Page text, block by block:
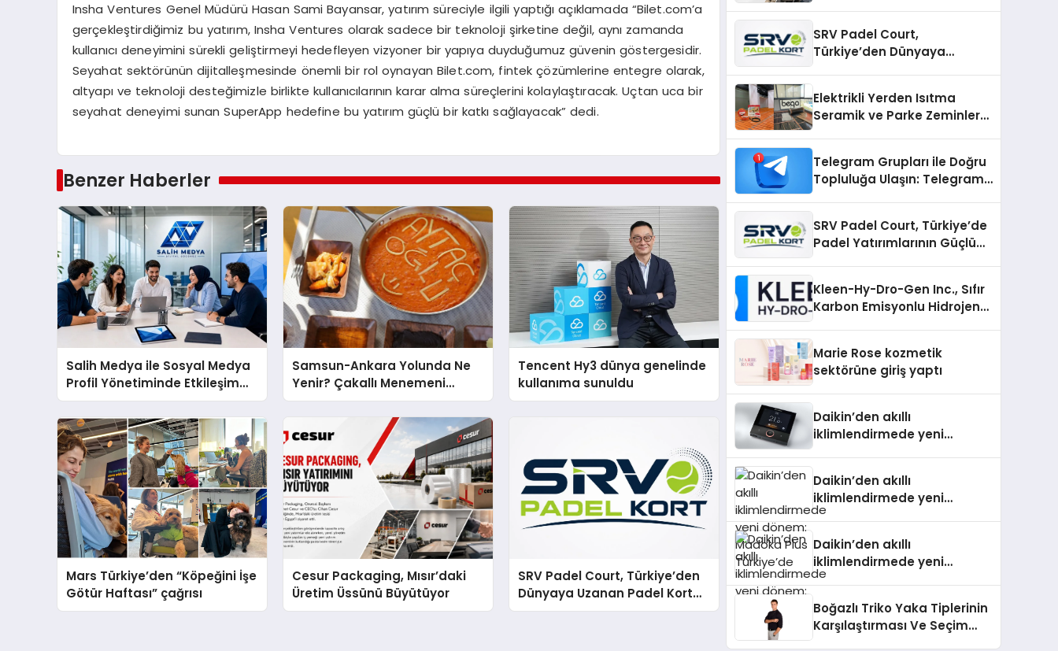
Insha Ventures Genel Müdürü Hasan Sami Bayansar, yatırım süreciyle ilgili yaptığı açıklamada “Bilet.com’a
gerçekleştirdiğimiz bu yatırım, Insha Ventures olarak sadece bir teknoloji şirketine değil, aynı zamanda
kullanıcı deneyimini sürekli geliştirmeyi hedefleyen vizyoner bir yapıya duyduğumuz güvenin göstergesidir.
Seyahat sektörünün dijitalleşmesinde önemli bir rol oynayan Bilet.com, fintek çözümlerine entegre olarak,
altyapı ve teknoloji desteğimizle birlikte kullanıcılarının karar alma süreçlerini kolaylaştıracak. Uçtan uca bir
seyahat deneyimi sunan SuperApp hedefine bu yatırım güçlü bir katkı sağlayacak” dedi.
Benzer Haberler
Salih Medya ile Sosyal Medya
Profil Yönetiminde Etkileşim
Artırma Yöntemleri
Samsun-Ankara Yolunda Ne
Yenir? Çakallı Menemeni
Molası
Tencent Hy3 dünya genelinde
kullanıma sunuldu
Mars Türkiye’den “Köpeğini İşe
Götür Haftası” çağrısı
Cesur Packaging, Mısır’daki
Üretim Üssünü Büyütüyor
SRV Padel Court, Türkiye’den
Dünyaya Uzanan Padel Kort
Üretiminde Güvenin Adresi
SRV Padel Court,
Türkiye’den Dünyaya
Elektrikli Yerden Isıtma
Seramik ve Parke Zeminler
Telegram Grupları ile Doğru
Topluluğa Ulaşın: Telegram
SRV Padel Court, Türkiye’de
Padel Yatırımlarının Güçlü
Kleen-Hy-Dro-Gen Inc., Sıfır
Karbon Emisyonlu Hidrojen
Aldı
Marie Rose kozmetik
sektörüne giriş yaptı
Daikin’den akıllı
iklimlendirmede yeni
Daikin’den akıllı
iklimlendirmede yeni
dönem: Madoka Plus
Daikin’den akıllı
iklimlendirmede yeni
dönem: Madoka Plus
Boğazlı Triko Yaka Tiplerinin
Karşılaştırması Ve Seçim